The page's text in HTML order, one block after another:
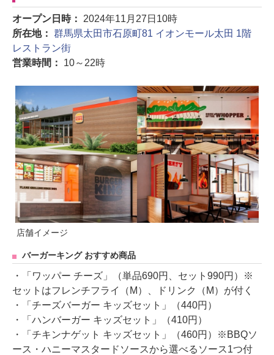
オープン日時： 2024年11月27日10時
所在地： 群馬県太田市石原町81 イオンモール太田 1階
レストラン街
営業時間： 10～22時
店舗イメージ
バーガーキング おすすめ商品
・「ワッパー チーズ」（単品690円、セット990円）※
セットはフレンチフライ（M）、ドリンク（M）が付く
・「チーズバーガー キッズセット」（440円）
・「ハンバーガー キッズセット」（410円）
・「チキンナゲット キッズセット」（460円）※BBQソ
ース・ハニーマスタードソースから選べるソース1つ付